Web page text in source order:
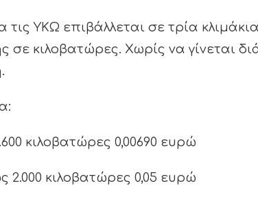
τις ΥΚΩ επιβάλλεται σε τρία
σε κιλοβατώρες. Χωρίς να γίνεται
κιλοβατώρες 0,00690 ευρώ
2.000 κιλοβατώρες 0,05 ευρώ